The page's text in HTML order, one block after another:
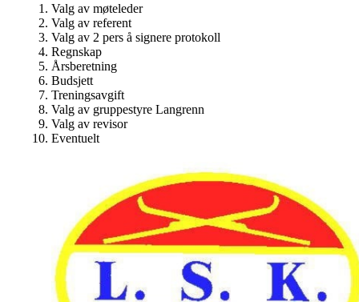
Valg av møteleder
Valg av referent
Valg av 2 pers å signere protokoll
Regnskap
Årsberetning
Budsjett
Treningsavgift
Valg av gruppestyre Langrenn
Valg av revisor
Eventuelt